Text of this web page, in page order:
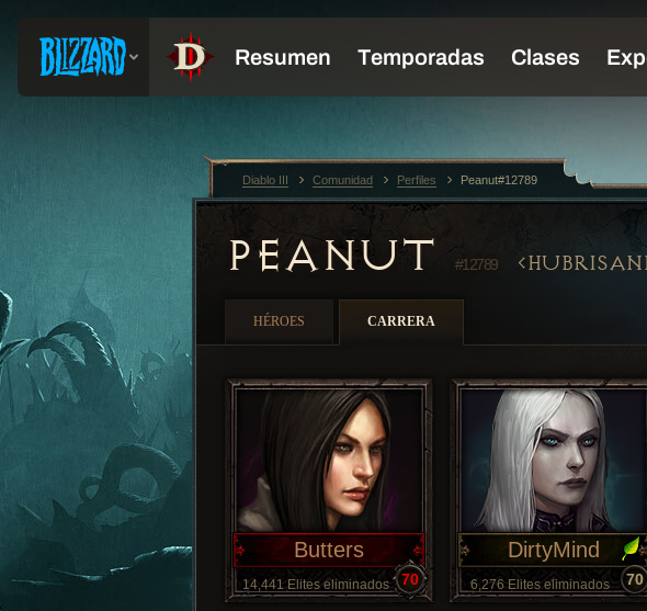
PEANUT #12789
HÉROES CARRERA
Butters
14,441 Elites eliminados 70
DirtyMind
6,276 Elites eliminados 70
Diablo III Comunidad Perfiles Peanut#12789